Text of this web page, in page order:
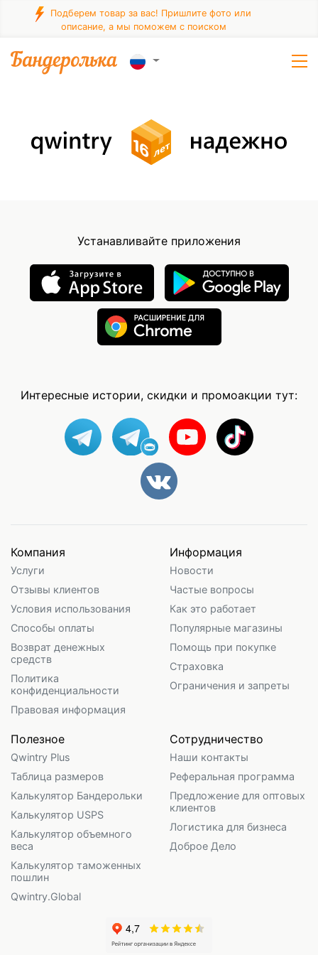
Подберем товар за вас! Пришлите фото или
описание, а мы поможем с поиском
Устанавливайте приложения
Интересные истории, скидки и промоакции тут:
Компания
Услуги
Отзывы клиентов
Условия использования
Способы оплаты
Возврат денежных
средств
Политика
конфиденциальности
Правовая информация
Информация
Новости
Частые вопросы
Как это работает
Популярные магазины
Помощь при покупке
Страховка
Ограничения и запреты
Полезное
Qwintry Plus
Таблица размеров
Калькулятор Бандерольки
Калькулятор USPS
Калькулятор объемного
веса
Калькулятор таможенных
пошлин
Qwintry.Global
Сотрудничество
Наши контакты
Реферальная программа
Предложение для оптовых
клиентов
Логистика для бизнеса
Доброе Дело